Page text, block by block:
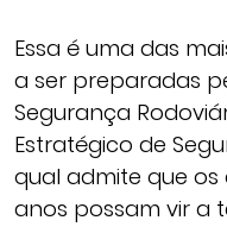
Essa é uma das
a ser preparadas
Segurança
Estratégico de
qual admite que
anos possam vir a